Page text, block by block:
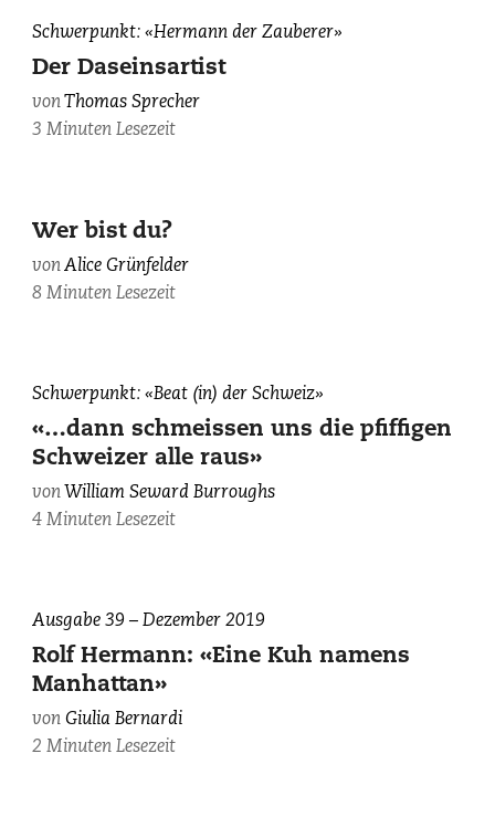
Schwerpunkt: «Hermann der Zauberer»
Der Daseinsartist
vonThomas Sprecher
3 Minuten Lesezeit
Cyanotypie:
Glauser
Wer bist du?
vonAlice Grünfelder
8 Minuten Lesezeit
Postcard
Brion
Gysin,
dated
October
III,
C-
37
Schwerpunkt: «Beat (in) der Schweiz»
«…dann schmeissen uns die pfiffigen
Schweizer alle raus»
von William Seward Burroughs
4 Minuten Lesezeit
Ausgabe 39 – Dezember 2019
Rolf Hermann: «Eine Kuh namens
Manhattan»
vonGiulia Bernardi
2 Minuten Lesezeit